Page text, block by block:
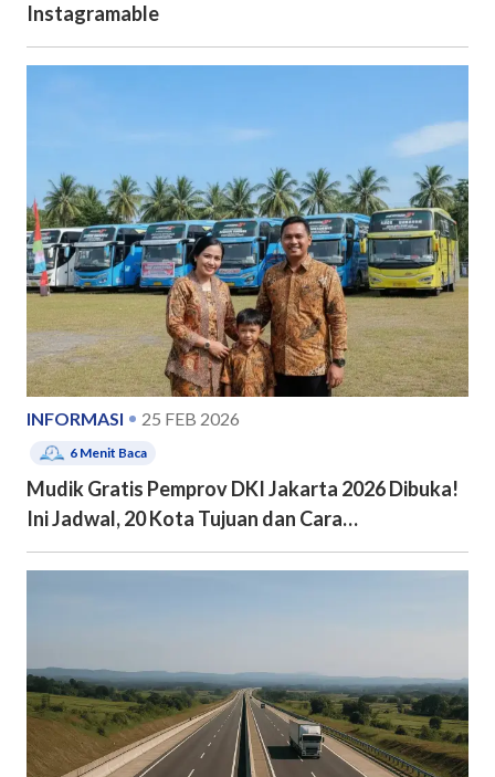
Instagramable
INFORMASI 25 FEB 2026
6 Menit Baca
Mudik Gratis Pemprov DKI Jakarta 2026 Dibuka!
Ini Jadwal, 20 Kota Tujuan dan Cara
Pendaftarannya